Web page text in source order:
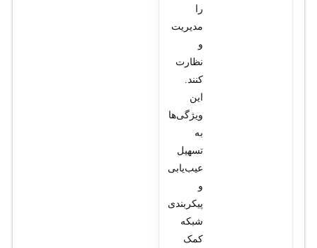
را
مدیریت
و
نظارت
کنند.
این
ویژگی‌ها
به
تسهیل
عیب‌یابی
و
پیکربندی
شبکه
کمک